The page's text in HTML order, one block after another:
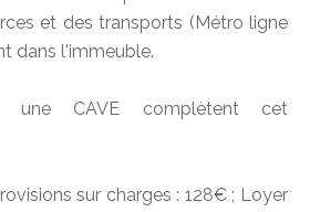
et des transports (Métro ligne
dans l'immeuble.
une CAVE complètent cet
sur charges : 128€ ; Loyer